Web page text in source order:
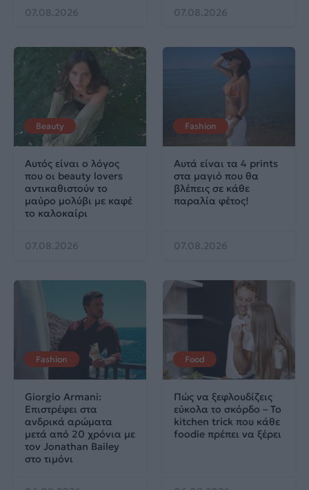
07.08.2026 07.08.2026
Beauty
Αυτός είναι ο λόγος
που οι beauty lovers
αντικαθιστούν το
μαύρο μολύβι με καφέ
το καλοκαίρι
07.08.2026
Fashion
Αυτά είναι τα 4 prints
στα μαγιό που θα
βλέπεις σε κάθε
παραλία φέτος!
07.08.2026
Fashion
Giorgio Armani:
Επιστρέφει στα
ανδρικά αρώματα
μετά από 20 χρόνια με
τον Jonathan Bailey
στο τιμόνι
Food
Πώς να ξεφλουδίζεις
εύκολα το σκόρδο – Το
kitchen trick που κάθε
foodie πρέπει να ξέρει